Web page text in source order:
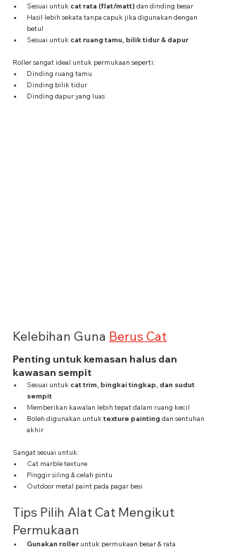
Sesuai untuk cat rata (flat/matt) dan dinding besar
Hasil lebih sekata tanpa capuk jika digunakan dengan
betul
Sesuai untuk cat ruang tamu, bilik tidur & dapur
Roller sangat ideal untuk permukaan seperti:
Dinding ruang tamu
Dinding bilik tidur
Dinding dapur yang luas
Kelebihan Guna Berus Cat
Penting untuk kemasan halus dan
kawasan sempit
Sesuai untuk cat trim, bingkai tingkap, dan sudut
sempit
Memberikan kawalan lebih tepat dalam ruang kecil
Boleh digunakan untuk texture painting dan sentuhan
akhir
Sangat sesuai untuk:
Cat marble texture
Pinggir siling & celah pintu
Outdoor metal paint pada pagar besi
Tips Pilih Alat Cat Mengikut
Permukaan
Gunakan roller untuk permukaan besar & rata